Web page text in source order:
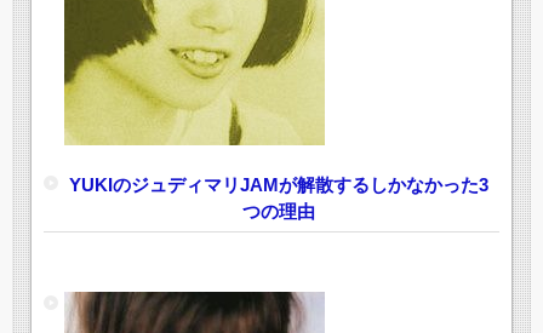
YUKIのジュディマリJAMが解散するしかなかった3
つの理由